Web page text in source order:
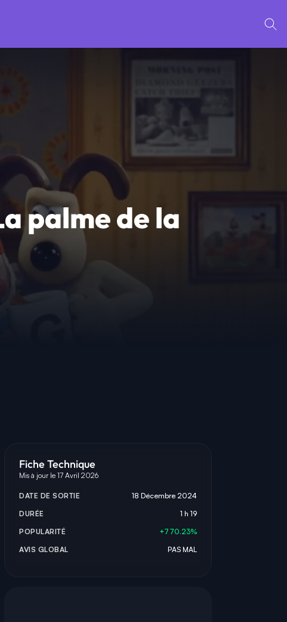
palme de la
Fiche Technique
Mis à jour le 17 Avril 2026
DATE DE SORTIE
18 Décembre 2024
DURÉE
1 h 19
POPULARITÉ
+770.23%
AVIS GLOBAL
PAS MAL